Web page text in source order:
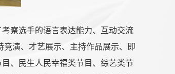
察选手的语言表达能力、互动交流
演、才艺展示、主持作品展示、即
、民生人民幸福类节目、综艺类节